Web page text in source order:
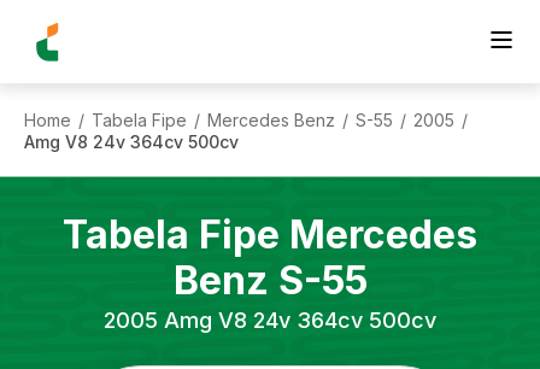
Home / Tabela Fipe / Mercedes Benz / S-55 / 2005 /
Amg V8 24v 364cv 500cv
Tabela Fipe Mercedes
Benz S-55
2005 Amg V8 24v 364cv 500cv